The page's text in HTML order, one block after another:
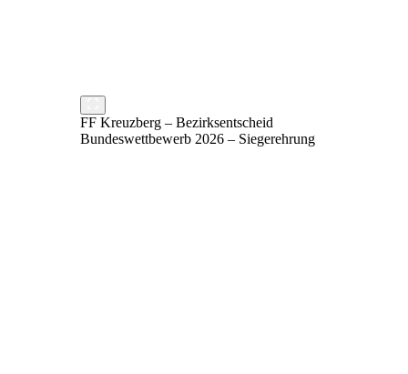
FF Kreuzberg – Bezirksentscheid
Bundeswettbewerb 2026 – Siegerehrung